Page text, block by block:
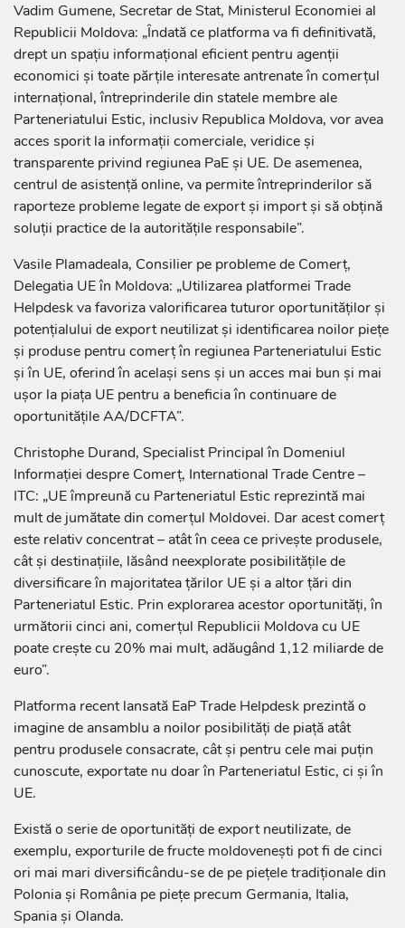
Vadim Gumene, Secretar de Stat, Ministerul Economiei al
Republicii Moldova: „Îndată ce platforma va fi definitivată,
drept un spațiu informațional eficient pentru agenții
economici și toate părțile interesate antrenate în comerțul
internațional, întreprinderile din statele membre ale
Parteneriatului Estic, inclusiv Republica Moldova, vor avea
acces sporit la informații comerciale, veridice și
transparente privind regiunea PaE și UE. De asemenea,
centrul de asistență online, va permite întreprinderilor să
raporteze probleme legate de export și import și să obțină
soluții practice de la autoritățile responsabile”.
Vasile Plamadeala, Consilier pe probleme de Comerț,
Delegatia UE în Moldova: „Utilizarea platformei Trade
Helpdesk va favoriza valorificarea tuturor oportunităților și
potențialului de export neutilizat și identificarea noilor piețe
și produse pentru comerț în regiunea Parteneriatului Estic
și în UE, oferind în același sens și un acces mai bun și mai
ușor la piața UE pentru a beneficia în continuare de
oportunitățile AA/DCFTA”.
Christophe Durand, Specialist Principal în Domeniul
Informației despre Comerț, International Trade Centre –
ITC: „UE împreună cu Parteneriatul Estic reprezintă mai
mult de jumătate din comerțul Moldovei. Dar acest comerț
este relativ concentrat – atât în ceea ce privește produsele,
cât și destinațiile, lăsând neexplorate posibilitățile de
diversificare în majoritatea țărilor UE și a altor țări din
Parteneriatul Estic. Prin explorarea acestor oportunități, în
următorii cinci ani, comerțul Republicii Moldova cu UE
poate crește cu 20% mai mult, adăugând 1,12 miliarde de
euro”.
Platforma recent lansată EaP Trade Helpdesk prezintă o
imagine de ansamblu a noilor posibilități de piață atât
pentru produsele consacrate, cât și pentru cele mai puțin
cunoscute, exportate nu doar în Parteneriatul Estic, ci și în
UE.
Există o serie de oportunități de export neutilizate, de
exemplu, exporturile de fructe moldovenești pot fi de cinci
ori mai mari diversificându-se de pe piețele tradiționale din
Polonia și România pe piețe precum Germania, Italia,
Spania și Olanda.